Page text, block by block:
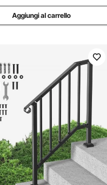
Aggiungi al carrello